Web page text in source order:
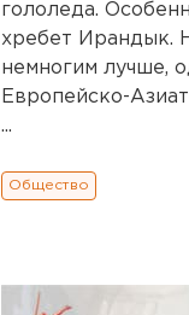
гололеда.
хребет Ирандык.
немногим лучше,
Европейско-
...
Общество